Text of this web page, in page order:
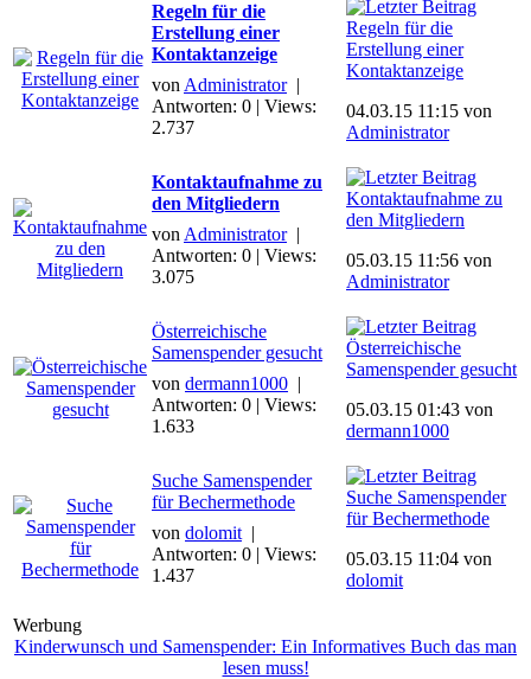
Regeln für die
Erstellung einer
Kontaktanzeige
von Administrator |
Antworten: 0 | Views:
2.737
Regeln für die
Erstellung einer
Kontaktanzeige
04.03.15 11:15 von
Administrator
Kontaktaufnahme zu
den Mitgliedern
von Administrator |
Antworten: 0 | Views:
3.075
Kontaktaufnahme zu
den Mitgliedern
05.03.15 11:56 von
Administrator
Österreichische
Samenspender gesucht
von dermann1000 |
Antworten: 0 | Views:
1.633
Österreichische
Samenspender gesucht
05.03.15 01:43 von
dermann1000
Suche Samenspender
für Bechermethode
von dolomit |
Antworten: 0 | Views:
1.437
Suche Samenspender
für Bechermethode
05.03.15 11:04 von
dolomit
Werbung
Kinderwunsch und Samenspender: Ein Informatives Buch das man
lesen muss!